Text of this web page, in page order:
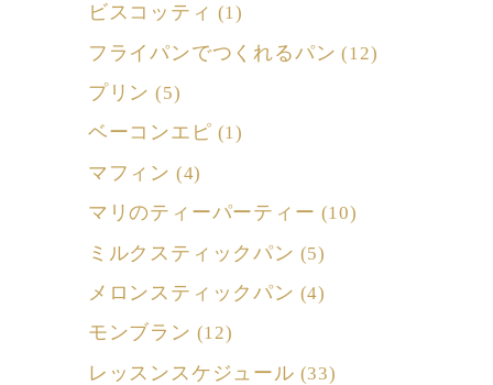
ビスコッティ (1)
フライパンでつくれるパン (12)
プリン (5)
ベーコンエピ (1)
マフィン (4)
マリのティーパーティー (10)
ミルクスティックパン (5)
メロンスティックパン (4)
モンブラン (12)
レッスンスケジュール (33)